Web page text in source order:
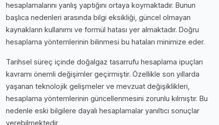
hesaplamalarını yanlış yaptığını ortaya koymaktadır. Bunun
başlıca nedenleri arasında bilgi eksikliği, güncel olmayan
kaynakların kullanımı ve formül hatası yer almaktadır. Doğru
hesaplama yöntemlerinin bilinmesi bu hataları minimize eder.
Tarihsel süreç içinde doğalgaz tasarrufu hesaplama i̇puçları
kavramı önemli değişimler geçirmiştir. Özellikle son yıllarda
yaşanan teknolojik gelişmeler ve mevzuat değişiklikleri,
hesaplama yöntemlerinin güncellenmesini zorunlu kılmıştır. Bu
nedenle eski bilgilere dayalı hesaplamalar yanıltıcı sonuçlar
verebilmektedir.